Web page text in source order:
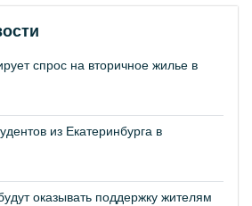
спрос на вторичное жилье в
из Екатеринбурга в
оказывать поддержку жителям